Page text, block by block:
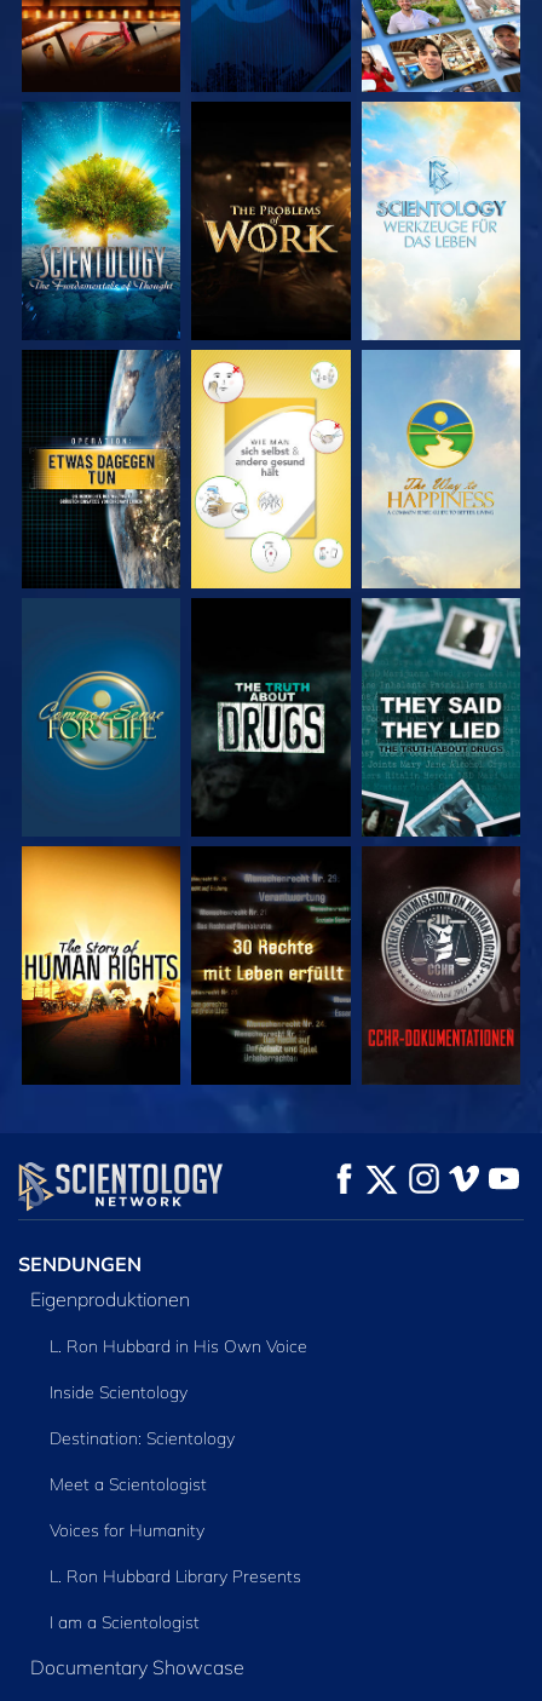
SERIE
ENTDECKEN
SERIE
ENTDECKEN
SERIE
ENTDECKEN
ANSEHEN ANSEHEN ANSEHEN
ANSEHEN ANSEHEN ANSEHEN
ANSEHEN ANSEHEN ANSEHEN
ANSEHEN
SERIE
ENTDECKEN
SENDUNGEN
Eigenproduktionen
L. Ron Hubbard in His Own Voice
Inside Scientology
Destination: Scientology
Meet a Scientologist
Voices for Humanity
L. Ron Hubbard Library Presents
I am a Scientologist
Documentary Showcase